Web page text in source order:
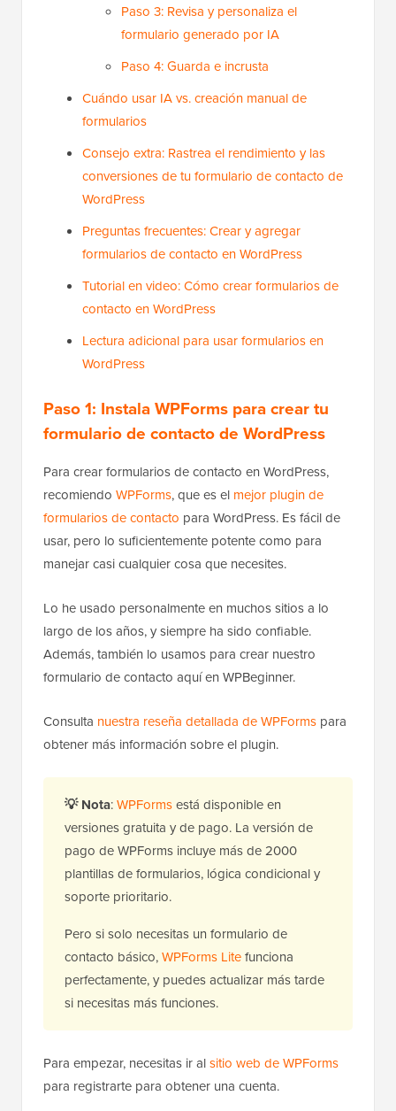
Paso 3: Revisa y personaliza el
formulario generado por IA
Paso 4: Guarda e incrusta
Cuándo usar IA vs. creación manual de
formularios
Consejo extra: Rastrea el rendimiento y las
conversiones de tu formulario de contacto de
WordPress
Preguntas frecuentes: Crear y agregar
formularios de contacto en WordPress
Tutorial en video: Cómo crear formularios de
contacto en WordPress
Lectura adicional para usar formularios en
WordPress
Paso 1: Instala WPForms para crear tu
formulario de contacto de WordPress
Para crear formularios de contacto en WordPress,
recomiendo WPForms, que es el mejor plugin de
formularios de contacto para WordPress. Es fácil de
usar, pero lo suficientemente potente como para
manejar casi cualquier cosa que necesites.
Lo he usado personalmente en muchos sitios a lo
largo de los años, y siempre ha sido confiable.
Además, también lo usamos para crear nuestro
formulario de contacto aquí en WPBeginner.
Consulta nuestra reseña detallada de WPForms para
obtener más información sobre el plugin.
💡 Nota:WPFormsestá disponible en
versiones gratuita y de pago. La versión de
pago de WPForms incluye más de 2000
plantillas de formularios, lógica condicional y
soporte prioritario.
Pero si solo necesitas un formulario de
contacto básico,WPForms Litefunciona
perfectamente, y puedes actualizar más tarde
si necesitas más funciones.
Para empezar, necesitas ir alsitio web de WPForms
para registrarte para obtener una cuenta.